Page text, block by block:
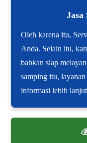
Jasa
Oleh karena itu,
Anda. Selain itu,
bahkan siap
samping itu,
informasi lebih